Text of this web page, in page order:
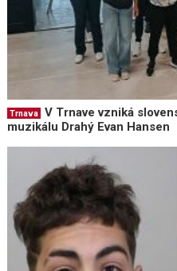
Trnava
V Trnave vzniká
muzikálu Drahý Evan Hansen